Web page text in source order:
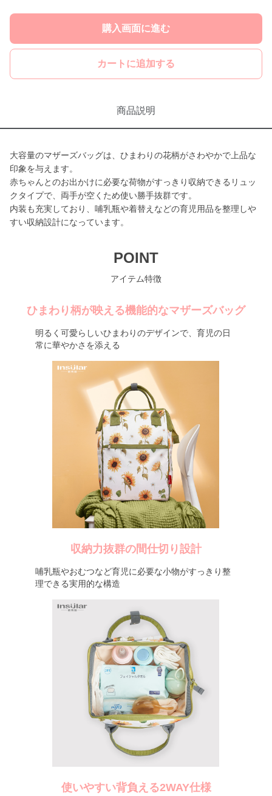
購入画面に進む
カートに追加する
商品説明
大容量のマザーズバッグは、ひまわりの花柄がさわやかで上品な
印象を与えます。
赤ちゃんとのお出かけに必要な荷物がすっきり収納できるリュッ
クタイプで、両手が空くため使い勝手抜群です。
内装も充実しており、哺乳瓶や着替えなどの育児用品を整理しや
すい収納設計になっています。
POINT
アイテム特徴
ひまわり柄が映える機能的なマザーズバッグ
明るく可愛らしいひまわりのデザインで、育児の日
常に華やかさを添える
収納力抜群の間仕切り設計
哺乳瓶やおむつなど育児に必要な小物がすっきり整
理できる実用的な構造
使いやすい背負える2WAY仕様